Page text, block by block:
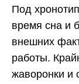
Под
время сна и
внешних
работы.
жаворонки и